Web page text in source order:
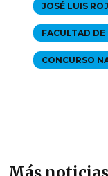
JOSÉ LUIS
FACULTAD
CONCURSO